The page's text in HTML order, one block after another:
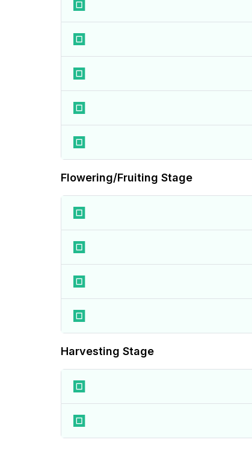
Flowering/Fruiting Stage
Harvesting Stage